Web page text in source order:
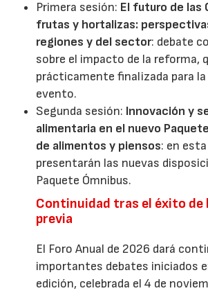
Primera sesión: El futuro de las
frutas y hortalizas:
regiones y del sector: debate
sobre el impacto de la reforma,
prácticamente finalizada para
evento.
Segunda sesión: Innovación y
alimentaria en el nuevo
de alimentos y piensos: en
presentarán las nuevas
Paquete Ómnibus.
Continuidad tras el éxito de
previa
El Foro Anual de 2026 dará
importantes debates iniciados
edición, celebrada el 4 de